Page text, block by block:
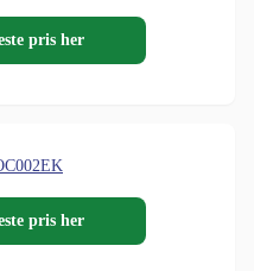
pris her
pris her